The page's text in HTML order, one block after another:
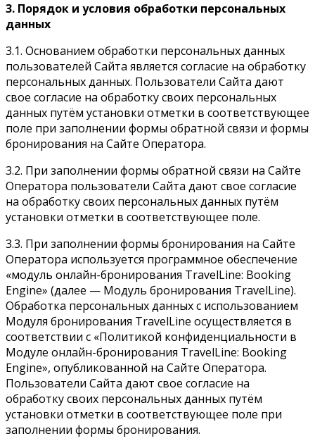
3. Порядок и условия обработки персональных
данных
3.1. Основанием обработки персональных данных
пользователей Сайта является согласие на обработку
персональных данных. Пользователи Сайта дают
свое согласие на обработку своих персональных
данных путём установки отметки в соответствующее
поле при заполнении формы обратной связи и формы
бронирования на Сайте Оператора.
3.2. При заполнении формы обратной связи на Сайте
Оператора пользователи Сайта дают свое согласие
на обработку своих персональных данных путём
установки отметки в соответствующее поле.
3.3. При заполнении формы бронирования на Сайте
Оператора используется программное обеспечение
«модуль онлайн-бронирования TravelLine: Booking
Engine» (далее — Модуль бронирования TravelLine).
Обработка персональных данных с использованием
Модуля бронирования TravelLine осуществляется в
соответствии с «Политикой конфиденциальности в
Модуле онлайн-бронирования TravelLine: Booking
Engine», опубликованной на Сайте Оператора.
Пользователи Сайта дают свое согласие на
обработку своих персональных данных путём
установки отметки в соответствующее поле при
заполнении формы бронирования.